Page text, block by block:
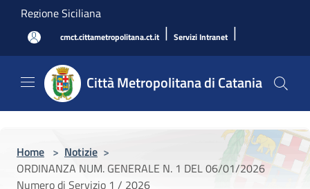
Salta al contenuto principale
Regione Siciliana
cmct.cittametropolitana.ct.it | Servizi Intranet |
Città Metropolitana di Catania
Home > Notizie >
ORDINANZA NUM. GENERALE N. 1 DEL 06/01/2026
Numero di Servizio 1 / 2026